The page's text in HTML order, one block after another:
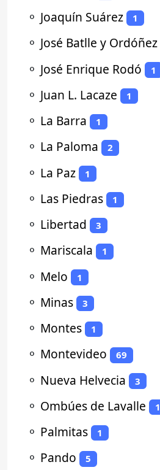
⚬ Joaquín Suárez 1
⚬ José Batlle y Ordóñez
⚬ José Enrique Rodó 1
⚬ Juan L. Lacaze 1
⚬ La Barra 1
⚬ La Paloma 2
⚬ La Paz 1
⚬ Las Piedras 1
⚬ Libertad 3
⚬ Mariscala 1
⚬ Melo 1
⚬ Minas 3
⚬ Montes 1
⚬ Montevideo 69
⚬ Nueva Helvecia 3
⚬ Ombúes de Lavalle 1
⚬ Palmitas 1
⚬ Pando 5